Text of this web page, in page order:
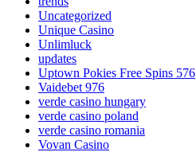
Uncategorized
Unique Casino
Unlimluck
updates
Uptown Pokies Free Spins 576
Vaidebet 976
verde casino hungary
verde casino poland
verde casino romania
Vovan Casino